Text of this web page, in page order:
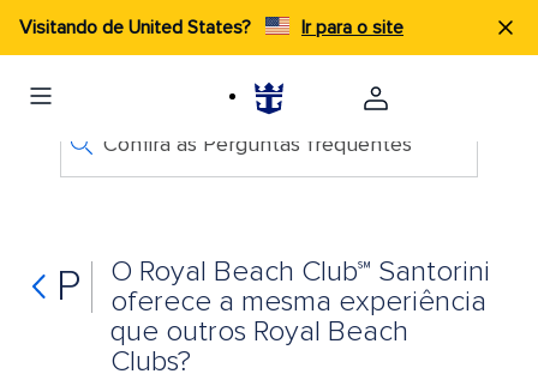
Visitando de United States? Ir para o site
Confira as Perguntas frequentes
P
O Royal Beach Club℠ Santorini
oferece a mesma experiência
que outros Royal Beach
Clubs?